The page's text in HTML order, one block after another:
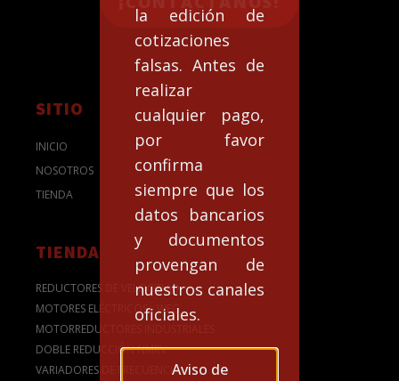
la edición de
cotizaciones
falsas. Antes de
realizar
cualquier pago,
por favor
confirma
siempre que los
datos bancarios
y documentos
provengan de
nuestros canales
oficiales.
Aviso de
SITIO
INICIO
NOSOTROS
TIENDA
TIENDA
REDUCTORES DE VELOCIDAD
MOTORES ELÉCTRICOS - WEG
MOTORREDUCTORES INDUSTRIALES
DOBLE REDUCCIÓN NMRV
VARIADORES DE FRECUENCIA